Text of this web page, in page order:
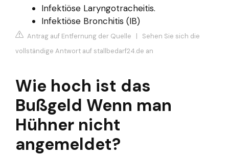
Infektiöse Laryngotracheitis.
Infektiöse Bronchitis (IB)
Antrag auf Entfernung der Quelle | Sehen Sie sich die
vollständige Antwort auf stallbedarf24.de an
Wie hoch ist das
Bußgeld Wenn man
Hühner nicht
angemeldet?